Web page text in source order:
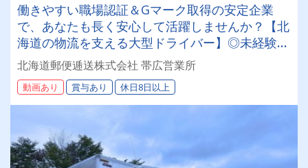
働きやすい職場認証＆Gマーク取得の安定企業
で、あなたも長く安心して活躍しませんか？【北
海道の物流を支える大型ドライバー】◎未経験歓
迎◎残業月平均8～9時間◎賞与年3回（昨年度実
績：計4.05ヶ月分）◎カゴ台車メイン
北海道郵便逓送株式会社 帯広営業所
動画あり 賞与あり 休日8日以上